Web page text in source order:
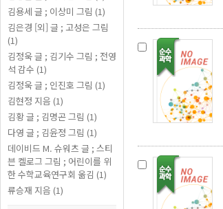
김용세 글 ; 이상미 그림 (1)
김은경 [외] 글 ; 고성은 그림
(1)
김정욱 글 ; 김기수 그림 ; 전영
석 감수 (1)
김정욱 글 ; 인진호 그림 (1)
김현정 지음 (1)
김황 글 ; 김명곤 그림 (1)
다영 글 ; 김윤정 그림 (1)
데이비드 M. 슈워츠 글 ; 스티
븐 켈로그 그림 ; 어린이를 위
한 수학교육연구회 옮김 (1)
류승재 지음 (1)